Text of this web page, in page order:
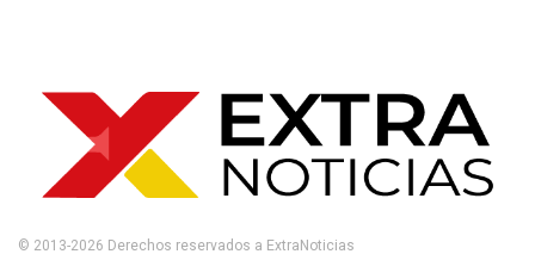
© 2013-2026 Derechos reservados a ExtraNoticias